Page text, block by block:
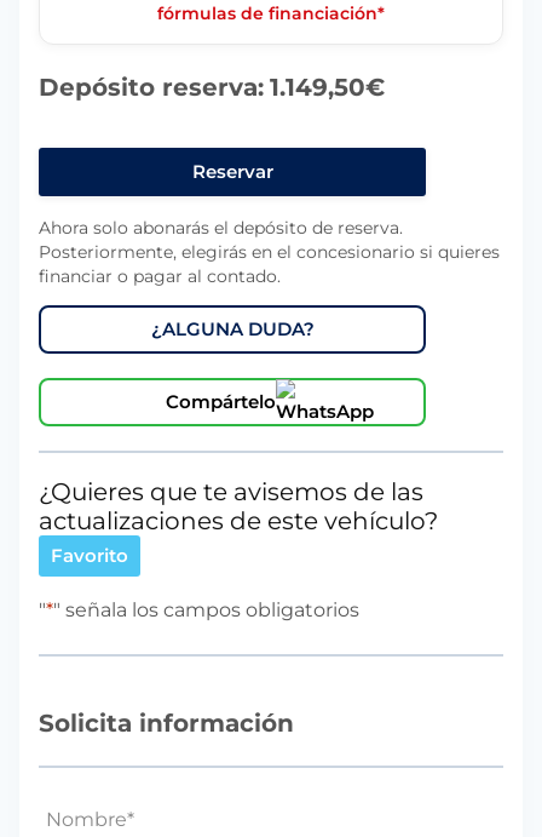
fórmulas de financiación*
Depósito reserva: 1.149,50€
VOLKSWAGEN
··MÁS··
1.0
TSI
85KW
(115CV)
cantidad
Reservar
Ahora solo abonarás el depósito de reserva.
Posteriormente, elegirás en el concesionario si quieres
financiar o pagar al contado.
¿ALGUNA DUDA?
Compártelo
¿Quieres que te avisemos de las
actualizaciones de este vehículo?
Favorito
"*" señala los campos obligatorios
Solicita información